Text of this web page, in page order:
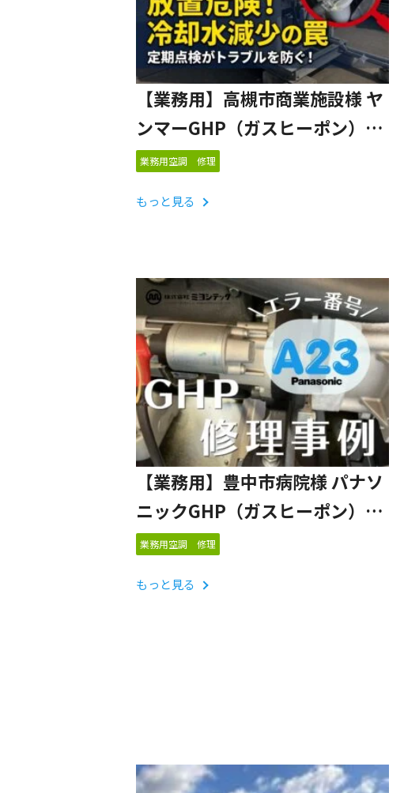
【業務用】高槻市商業施設様 ヤ
ンマーGHP（ガスヒーポン）
冷却水リザーブタンクキャップ交換
業務用空調 修理
もっと見る
【業務用】豊中市病院様 パナソ
ニックGHP（ガスヒーポン）
「A23」リモコン表示 修理対応事例
業務用空調 修理
もっと見る